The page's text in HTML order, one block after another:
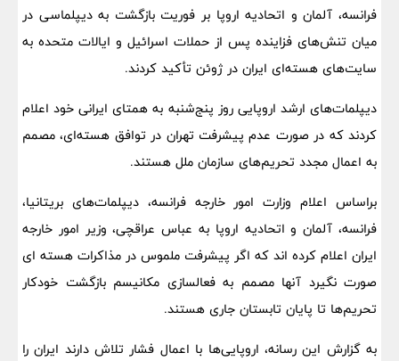
فرانسه، آلمان و اتحادیه اروپا بر فوریت بازگشت به دیپلماسی در
میان تنش‌های فزاینده پس از حملات اسرائیل و ایالات متحده به
سایت‌های هسته‌ای ایران در ژوئن تأکید کردند.
دیپلمات‌های ارشد اروپایی روز پنج‌شنبه به همتای ایرانی خود اعلام
کردند که در صورت عدم پیشرفت تهران در توافق هسته‌ای، مصمم
به اعمال مجدد تحریم‌های سازمان ملل هستند.
براساس اعلام وزارت امور خارجه فرانسه، دیپلمات‌های بریتانیا،
فرانسه، آلمان و اتحادیه اروپا به عباس عراقچی، وزیر امور خارجه
ایران اعلام کرده اند که اگر پیشرفت ملموس در مذاکرات هسته ای
صورت نگیرد آنها مصمم به فعالسازی مکانیسم بازگشت خودکار
تحریم‌ها تا پایان تابستان جاری هستند.
به گزارش این رسانه، اروپایی‌ها با اعمال فشار تلاش دارند ایران را